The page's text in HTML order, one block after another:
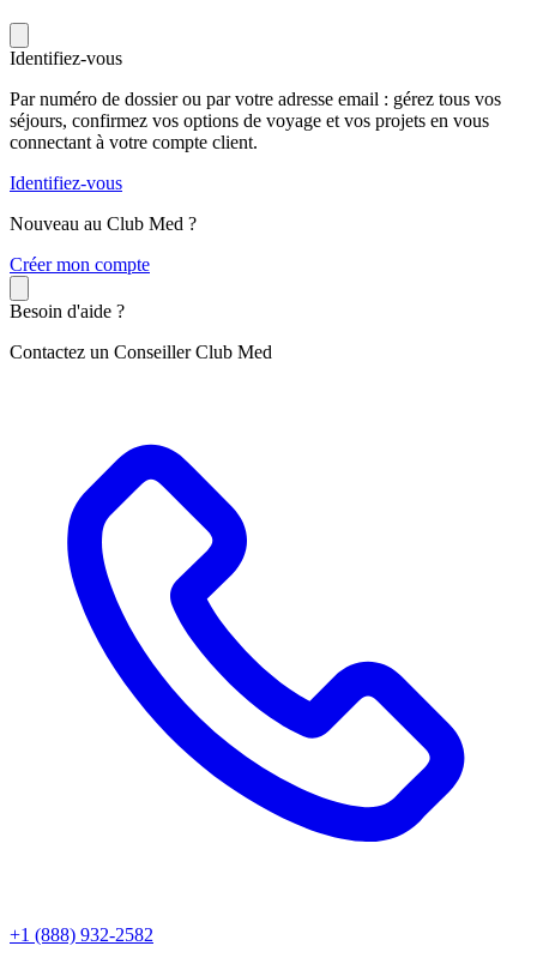
Identifiez-vous
Par numéro de dossier ou par votre adresse email : gérez tous vos
séjours, confirmez vos options de voyage et vos projets en vous
connectant à votre compte client.
Identifiez-vous
Nouveau au Club Med ?
Créer mon compte
Besoin d'aide ?
Contactez un Conseiller Club Med
+1 (888) 932-2582